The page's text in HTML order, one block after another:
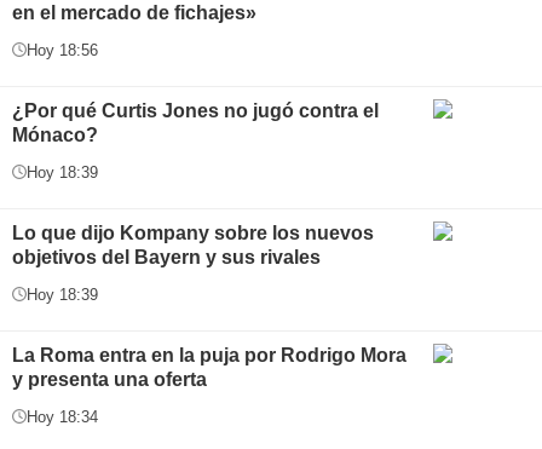
en el mercado de fichajes»
Hoy 18:56
¿Por qué Curtis Jones no jugó contra el
Mónaco?
Hoy 18:39
Lo que dijo Kompany sobre los nuevos
objetivos del Bayern y sus rivales
Hoy 18:39
La Roma entra en la puja por Rodrigo Mora
y presenta una oferta
Hoy 18:34